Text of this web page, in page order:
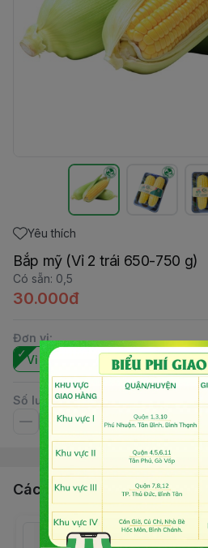
Yêu thích
Bắp mỹ (Vỉ 2 trái 650-750 g)
Có sẵn: 0,5
30.000đ
Đơn vị:
Vỉ 2 trái 650-750 g
Số lượng
Các sản phẩm, dịch vụ khác